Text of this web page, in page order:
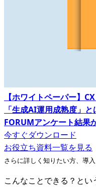
【ホワイトペーパー】
「生成AI運用成熟度」
FORUMアンケート結果
今すぐダウンロード
お役立ち資料一覧を見る
さらに詳しく知りたい方、導
こんなことできる？と